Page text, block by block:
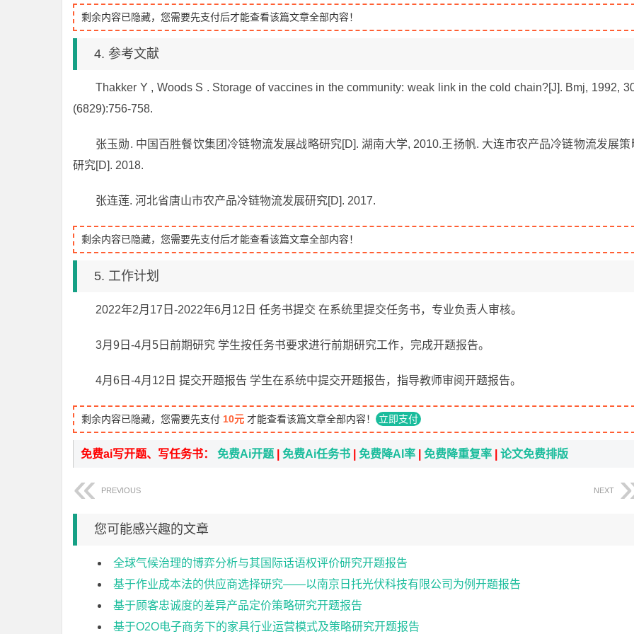
剩余内容已隐藏，您需要先支付后才能查看该篇文章全部内容！
4. 参考文献
Thakker Y , Woods S . Storage of vaccines in the community: weak link in the cold chain?[J]. Bmj, 1992,
(6829):756-758.
张玉勋. 中国百胜餐饮集团冷链物流发展战略研究[D]. 湖南大学, 2010.王扬帆. 大连市农产品冷链物流发展策
研究[D]. 2018.
张连莲. 河北省唐山市农产品冷链物流发展研究[D]. 2017.
剩余内容已隐藏，您需要先支付后才能查看该篇文章全部内容！
5. 工作计划
2022年2月17日-2022年6月12日 任务书提交 在系统里提交任务书，专业负责人审核。
3月9日-4月5日前期研究 学生按任务书要求进行前期研究工作，完成开题报告。
4月6日-4月12日 提交开题报告 学生在系统中提交开题报告，指导教师审阅开题报告。
剩余内容已隐藏，您需要先支付 10元 才能查看该篇文章全部内容！ 立即支付
免费ai写开题、写任务书： 免费Ai开题 免费Ai任务书 免费降AI率 免费降重复率 论文免费排版
PREVIOUS NEXT
您可能感兴趣的文章
全球气候治理的博弈分析与其国际话语权评价研究开题报告
基于作业成本法的供应商选择研究——以南京日托光伏科技有限公司为例开题报告
基于顾客忠诚度的差异产品定价策略研究开题报告
基于O2O电子商务下的家具行业运营模式及策略研究开题报告